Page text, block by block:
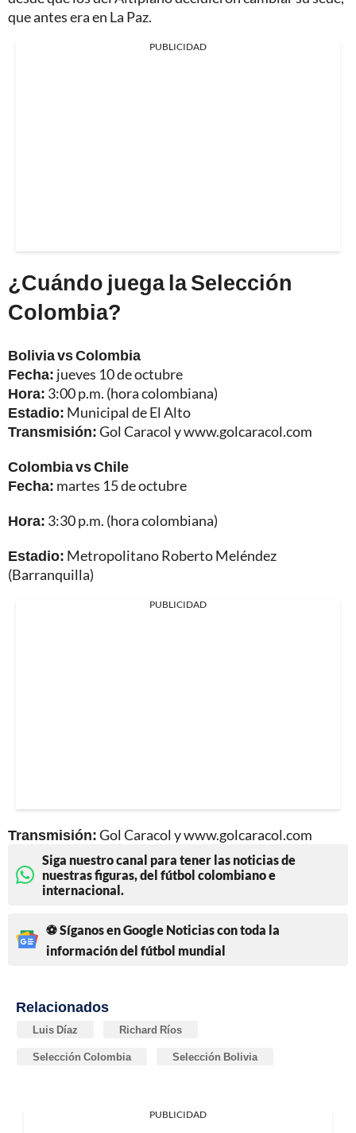
que antes era en La Paz.
PUBLICIDAD
¿Cuándo juega la Selección
Colombia?
Bolivia vs Colombia
Fecha: jueves 10 de octubre
Hora: 3:00 p.m. (hora colombiana)
Estadio: Municipal de El Alto
Transmisión:Gol Caracol y www.golcaracol.com
Colombia vs Chile
Fecha: martes 15 de octubre
Hora: 3:30 p.m. (hora colombiana)
Estadio: Metropolitano Roberto Meléndez
(Barranquilla)
PUBLICIDAD
Transmisión:Gol Caracol y www.golcaracol.com
Siga nuestro canal para tener las noticias de
nuestras figuras, del fútbol colombiano e
internacional.
⚽ Síganos en Google Noticias con toda la
información del fútbol mundial
Relacionados
Luis Díaz Richard Ríos
Selección Colombia Selección Bolivia
PUBLICIDAD